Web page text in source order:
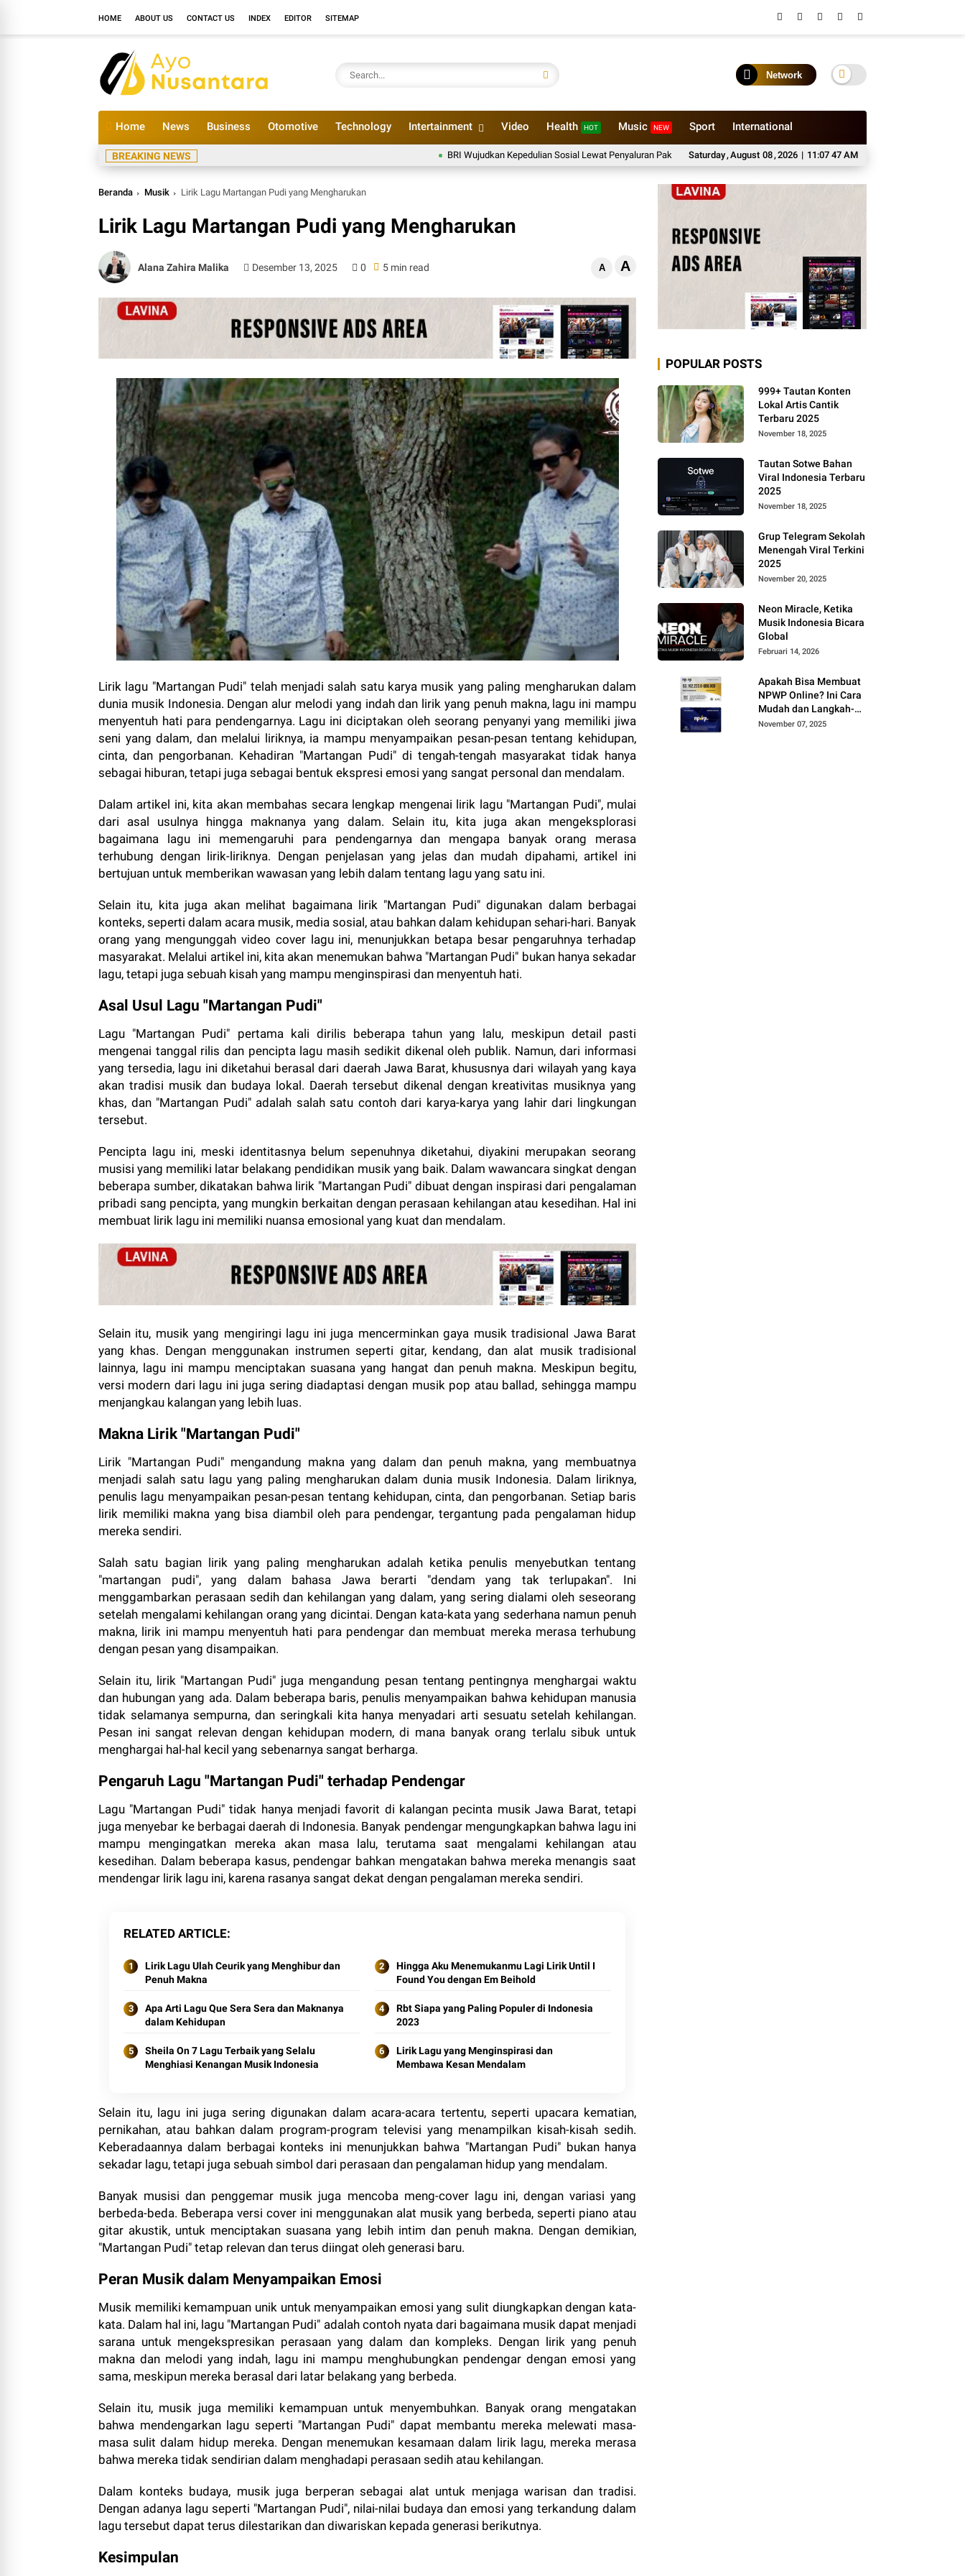
HOME ABOUT US CONTACT US INDEX EDITOR SITEMAP
Network
Home News Business Otomotive Technology Intertainment Video Health HOT Music NEW Sport International
Saturday,August 08,2026 | 11:07 49 AM
BREAKING NEWS BRI Wujudkan Kepedulian Sosial Lewat Penyaluran Paket Sembako di Kabupaten Probolinggo Sewa Medium Bus Bersama Bhisa
Beranda Musik Lirik Lagu Martangan Pudi yang Mengharukan
Lirik Lagu Martangan Pudi yang Mengharukan
Alana Zahira Malika Desember 13, 2025 0 5 min read A A
Lirik lagu "Martangan Pudi" telah menjadi salah satu karya musik yang paling mengharukan dalam
dunia musik Indonesia. Dengan alur melodi yang indah dan lirik yang penuh makna, lagu ini mampu
menyentuh hati para pendengarnya. Lagu ini diciptakan oleh seorang penyanyi yang memiliki jiwa
seni yang dalam, dan melalui liriknya, ia mampu menyampaikan pesan-pesan tentang kehidupan,
cinta, dan pengorbanan. Kehadiran "Martangan Pudi" di tengah-tengah masyarakat tidak hanya
sebagai hiburan, tetapi juga sebagai bentuk ekspresi emosi yang sangat personal dan mendalam.
Dalam artikel ini, kita akan membahas secara lengkap mengenai lirik lagu "Martangan Pudi", mulai
dari asal usulnya hingga maknanya yang dalam. Selain itu, kita juga akan mengeksplorasi
bagaimana lagu ini memengaruhi para pendengarnya dan mengapa banyak orang merasa
terhubung dengan lirik-liriknya. Dengan penjelasan yang jelas dan mudah dipahami, artikel ini
bertujuan untuk memberikan wawasan yang lebih dalam tentang lagu yang satu ini.
Selain itu, kita juga akan melihat bagaimana lirik "Martangan Pudi" digunakan dalam berbagai
konteks, seperti dalam acara musik, media sosial, atau bahkan dalam kehidupan sehari-hari. Banyak
orang yang mengunggah video cover lagu ini, menunjukkan betapa besar pengaruhnya terhadap
masyarakat. Melalui artikel ini, kita akan menemukan bahwa "Martangan Pudi" bukan hanya sekadar
lagu, tetapi juga sebuah kisah yang mampu menginspirasi dan menyentuh hati.
Asal Usul Lagu "Martangan Pudi"
Lagu "Martangan Pudi" pertama kali dirilis beberapa tahun yang lalu, meskipun detail pasti
mengenai tanggal rilis dan pencipta lagu masih sedikit dikenal oleh publik. Namun, dari informasi
yang tersedia, lagu ini diketahui berasal dari daerah Jawa Barat, khususnya dari wilayah yang kaya
akan tradisi musik dan budaya lokal. Daerah tersebut dikenal dengan kreativitas musiknya yang
khas, dan "Martangan Pudi" adalah salah satu contoh dari karya-karya yang lahir dari lingkungan
tersebut.
Pencipta lagu ini, meski identitasnya belum sepenuhnya diketahui, diyakini merupakan seorang
musisi yang memiliki latar belakang pendidikan musik yang baik. Dalam wawancara singkat dengan
beberapa sumber, dikatakan bahwa lirik "Martangan Pudi" dibuat dengan inspirasi dari pengalaman
pribadi sang pencipta, yang mungkin berkaitan dengan perasaan kehilangan atau kesedihan. Hal ini
membuat lirik lagu ini memiliki nuansa emosional yang kuat dan mendalam.
Selain itu, musik yang mengiringi lagu ini juga mencerminkan gaya musik tradisional Jawa Barat
yang khas. Dengan menggunakan instrumen seperti gitar, kendang, dan alat musik tradisional
lainnya, lagu ini mampu menciptakan suasana yang hangat dan penuh makna. Meskipun begitu,
versi modern dari lagu ini juga sering diadaptasi dengan musik pop atau ballad, sehingga mampu
menjangkau kalangan yang lebih luas.
Makna Lirik "Martangan Pudi"
Lirik "Martangan Pudi" mengandung makna yang dalam dan penuh makna, yang membuatnya
menjadi salah satu lagu yang paling mengharukan dalam dunia musik Indonesia. Dalam liriknya,
penulis lagu menyampaikan pesan-pesan tentang kehidupan, cinta, dan pengorbanan. Setiap baris
lirik memiliki makna yang bisa diambil oleh para pendengar, tergantung pada pengalaman hidup
mereka sendiri.
Salah satu bagian lirik yang paling mengharukan adalah ketika penulis menyebutkan tentang
"martangan pudi", yang dalam bahasa Jawa berarti "dendam yang tak terlupakan". Ini
menggambarkan perasaan sedih dan kehilangan yang dalam, yang sering dialami oleh seseorang
setelah mengalami kehilangan orang yang dicintai. Dengan kata-kata yang sederhana namun penuh
makna, lirik ini mampu menyentuh hati para pendengar dan membuat mereka merasa terhubung
dengan pesan yang disampaikan.
Selain itu, lirik "Martangan Pudi" juga mengandung pesan tentang pentingnya menghargai waktu
dan hubungan yang ada. Dalam beberapa baris, penulis menyampaikan bahwa kehidupan manusia
tidak selamanya sempurna, dan seringkali kita hanya menyadari arti sesuatu setelah kehilangan.
Pesan ini sangat relevan dengan kehidupan modern, di mana banyak orang terlalu sibuk untuk
menghargai hal-hal kecil yang sebenarnya sangat berharga.
Pengaruh Lagu "Martangan Pudi" terhadap Pendengar
Lagu "Martangan Pudi" tidak hanya menjadi favorit di kalangan pecinta musik Jawa Barat, tetapi
juga menyebar ke berbagai daerah di Indonesia. Banyak pendengar mengungkapkan bahwa lagu ini
mampu mengingatkan mereka akan masa lalu, terutama saat mengalami kehilangan atau
kesedihan. Dalam beberapa kasus, pendengar bahkan mengatakan bahwa mereka menangis saat
mendengar lirik lagu ini, karena rasanya sangat dekat dengan pengalaman mereka sendiri.
RELATED ARTICLE
Lirik Lagu Ulah Ceurik yang Menghibur dan
Penuh Makna
Hingga Aku Menemukanmu Lagi Lirik Until I
Found You dengan Em Beihold
Apa Arti Lagu Que Sera Sera dan Maknanya
dalam Kehidupan
Rbt Siapa yang Paling Populer di Indonesia
2023
Sheila On 7 Lagu Terbaik yang Selalu
Menghiasi Kenangan Musik Indonesia
Lirik Lagu yang Menginspirasi dan
Membawa Kesan Mendalam
Selain itu, lagu ini juga sering digunakan dalam acara-acara tertentu, seperti upacara kematian,
pernikahan, atau bahkan dalam program-program televisi yang menampilkan kisah-kisah sedih.
Keberadaannya dalam berbagai konteks ini menunjukkan bahwa "Martangan Pudi" bukan hanya
sekadar lagu, tetapi juga sebuah simbol dari perasaan dan pengalaman hidup yang mendalam.
Banyak musisi dan penggemar musik juga mencoba meng-cover lagu ini, dengan variasi yang
berbeda-beda. Beberapa versi cover ini menggunakan alat musik yang berbeda, seperti piano atau
gitar akustik, untuk menciptakan suasana yang lebih intim dan penuh makna. Dengan demikian,
"Martangan Pudi" tetap relevan dan terus diingat oleh generasi baru.
Peran Musik dalam Menyampaikan Emosi
Musik memiliki kemampuan unik untuk menyampaikan emosi yang sulit diungkapkan dengan kata-
kata. Dalam hal ini, lagu "Martangan Pudi" adalah contoh nyata dari bagaimana musik dapat menjadi
sarana untuk mengekspresikan perasaan yang dalam dan kompleks. Dengan lirik yang penuh
makna dan melodi yang indah, lagu ini mampu menghubungkan pendengar dengan emosi yang
sama, meskipun mereka berasal dari latar belakang yang berbeda.
Selain itu, musik juga memiliki kemampuan untuk menyembuhkan. Banyak orang mengatakan
bahwa mendengarkan lagu seperti "Martangan Pudi" dapat membantu mereka melewati masa-
masa sulit dalam hidup mereka. Dengan menemukan kesamaan dalam lirik lagu, mereka merasa
bahwa mereka tidak sendirian dalam menghadapi perasaan sedih atau kehilangan.
Dalam konteks budaya, musik juga berperan sebagai alat untuk menjaga warisan dan tradisi.
Dengan adanya lagu seperti "Martangan Pudi", nilai-nilai budaya dan emosi yang terkandung dalam
lagu tersebut dapat terus dilestarikan dan diwariskan kepada generasi berikutnya.
Kesimpulan
POPULAR POSTS
999+ Tautan Konten
Lokal Artis Cantik
Terbaru 2025
November 18, 2025
Tautan Sotwe Bahan
Viral Indonesia Terbaru
2025
November 18, 2025
Grup Telegram Sekolah
Menengah Viral Terkini
2025
November 20, 2025
Neon Miracle, Ketika
Musik Indonesia Bicara
Global
Februari 14, 2026
Apakah Bisa Membuat
NPWP Online? Ini Cara
Mudah dan Langkah-
Langkahnya
November 07, 2025